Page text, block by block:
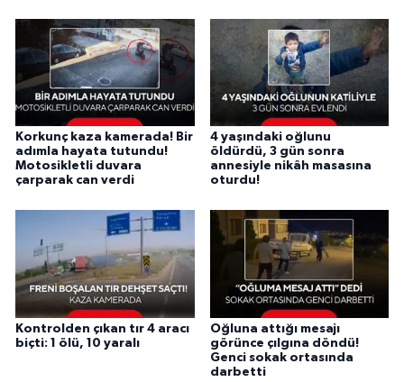
Korkunç kaza kamerada! Bir
adımla hayata tutundu!
Motosikletli duvara
çarparak can verdi
4 yaşındaki oğlunu
öldürdü, 3 gün sonra
annesiyle nikâh masasına
oturdu!
Kontrolden çıkan tır 4 aracı
biçti: 1 ölü, 10 yaralı
Oğluna attığı mesajı
görünce çılgına döndü!
Genci sokak ortasında
darbetti